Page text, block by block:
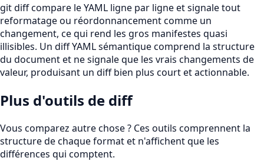
git diff compare le YAML ligne par ligne et signale tout
reformatage ou réordonnancement comme un
changement, ce qui rend les gros manifestes quasi
illisibles. Un diff YAML sémantique comprend la structure
du document et ne signale que les vrais changements de
valeur, produisant un diff bien plus court et actionnable.
Plus d'outils de diff
Vous comparez autre chose ? Ces outils comprennent la
structure de chaque format et n'affichent que les
différences qui comptent.